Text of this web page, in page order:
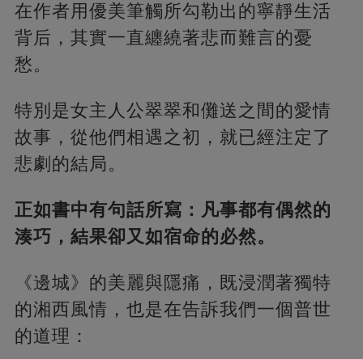
在作者用優美筆觸所勾勒出的寧靜生活
背后，其實一直纏繞著悲而難言的憂
愁。
特別是女主人公翠翠和儺送之間的愛情
故事，從他們相遇之初，就已經注定了
悲劇的結局。
正如書中有句話所寫：凡事都有偶然的
湊巧，結果卻又如宿命的必然。
《邊城》的美麗與隱痛，既浸潤著獨特
的湘西風情，也是在告訴我們一個普世
的道理：